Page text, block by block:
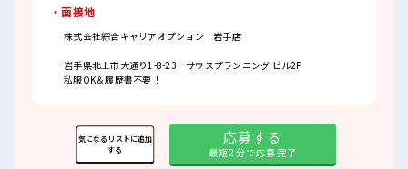
・面接地
株式会社綜合キャリアオプション 岩手店
岩手県北上市大通り1-8-23 サウスプランニング ビル2F
私服OK＆履歴書不要！
応募する
最短2分で応募完了
気になるリストに追加
する